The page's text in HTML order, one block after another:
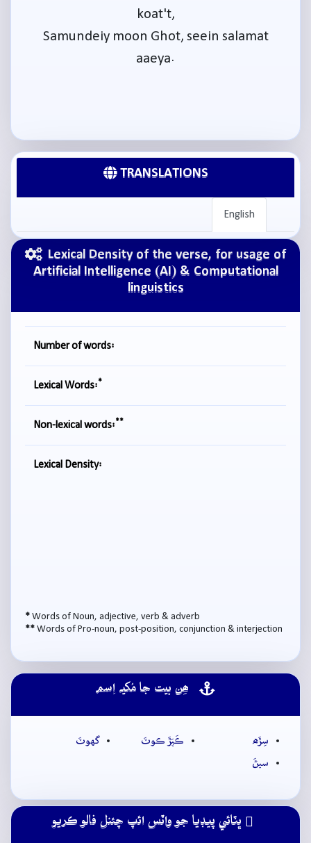
Lexical Density of the verse, for usage of
Artificial Intelligence (AI) & Computational
linguistics
Number of words:
Lexical Words:*
Non-lexical words:**
Lexical Density:
* Words of Noun, adjective, verb & adverb
** Words of Pro-noun, post-position, conjunction & interjection
ھِن بيت جا مُکيہ اِسم
سِڙَه ڪَپَڙَ ڪوٽَ
گهوٽَ
سيڻَ
ڀٽائي پيڊيا جو واٽس ائپ چئنل فالو ڪريو
koat't,
Samundeiy moon Ghot, seein salamat
aaeya.
TRANSLATIONS
English